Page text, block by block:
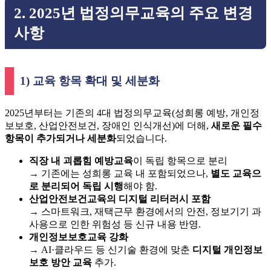
2. 2025년 법정의무교육의 주요 변경
사항
1) 교육 항목 확대 및 세분화
2025년부터는 기존의 4대 법정의무교육(성희롱 예방, 개인정
보보호, 산업안전보건, 장애인 인식개선)에 더해, 새로운 필수
항목이 추가되거나 세분화되었습니다.
직장 내 괴롭힘 예방교육이 독립 항목으로 분리
→ 기존에는 성희롱 교육 내 포함되었으나, 별도 교육으
로 분리되어 독립 시행해야 함.
산업안전보건교육의 디지털 리터러시 포함
→ 스마트워크, 재택근무 환경에서의 안전, 정보기기 과
사용으로 인한 위험성 등 신규 내용 반영.
개인정보보호교육 강화
→ AI·클라우드 등 신기술 환경에 맞춘 디지털 개인정보
보호 방안 교육 추가.